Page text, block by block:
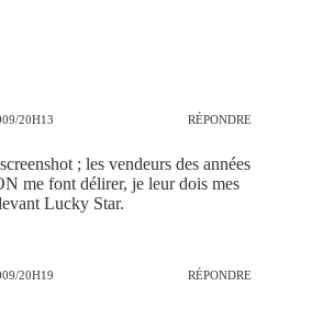
20H13 RÉPONDRE
; les vendeurs des années
me font délirer, je leur dois mes
Lucky Star.
20H19 RÉPONDRE